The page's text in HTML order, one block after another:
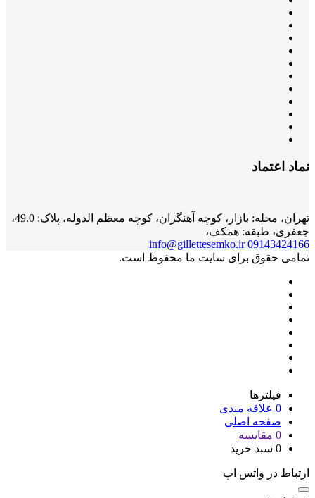
نماد اعتماد
تهران، محله: بازار، کوچه آهنگران، کوچه معظم الدوله، پلاک: 49.0،
جعفری، طبقه: همکف،
09143424166
info@gillettesemko.ir
تمامی حقوق برای سایت ما محفوظ است.
فیلترها
0 علاقه مندی
صفحه اصلی
0 مقایسه
0 سبد خرید
ارتباط در واتس اپ